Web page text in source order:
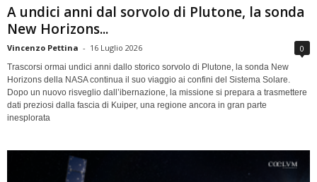
A undici anni dal sorvolo di Plutone, la sonda
New Horizons...
Vincenzo Pettina - 16 Luglio 2026 0
Trascorsi ormai undici anni dallo storico sorvolo di Plutone, la sonda New
Horizons della NASA continua il suo viaggio ai confini del Sistema Solare.
Dopo un nuovo risveglio dall’ibernazione, la missione si prepara a trasmettere
dati preziosi dalla fascia di Kuiper, una regione ancora in gran parte
inesplorata